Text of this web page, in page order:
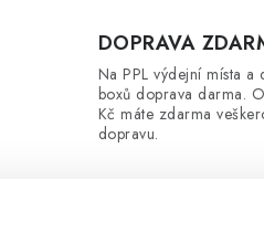
DOPRAVA
Na PPL výdejní místa a
boxů doprava darma.
Kč máte zdarma
dopravu.